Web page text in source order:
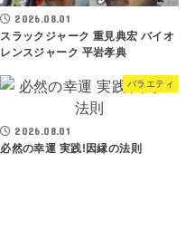
2026.08.01
スラックジャーク 重見典宏 バイオ
レンスジャーク 平岩孝典
バラエティ
2026.08.01
必然の幸運 実践!因縁の法則